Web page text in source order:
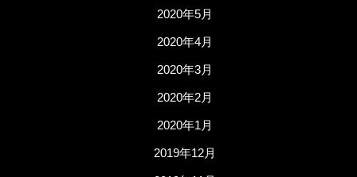
2020年5月
2020年4月
2020年3月
2020年2月
2020年1月
2019年12月